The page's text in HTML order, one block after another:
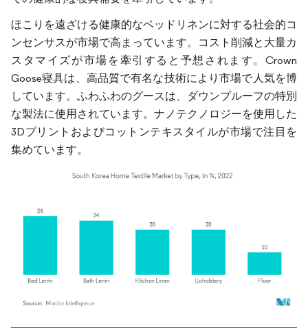
ほこりを遠ざける健康的なベッドリネンに対する社会的コ
ンセンサスが市場で高まっています。コスト削減と大量カ
スタマイズが市場を牽引すると予想されます。Crown
Goose寝具は、高品質で有名な技術により市場で人気を博
しています。ふわふわのグースは、ダウンプルーフの特別
な製法に使用されています。ナノテクノロジーを使用した
3Dプリントおよびコットンテキスタイルが市場で注目を
集めています。